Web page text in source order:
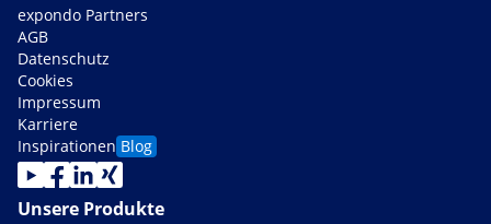
expondo Partners
AGB
Datenschutz
Cookies
Impressum
Karriere
Inspirationen Blog
Unsere Produkte